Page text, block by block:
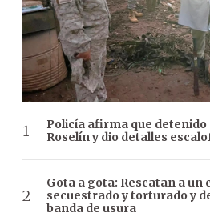
Policía afirma que
Roselín y dio detalles
Gota a gota: Rescatan a un
secuestrado y torturado y
banda de usura